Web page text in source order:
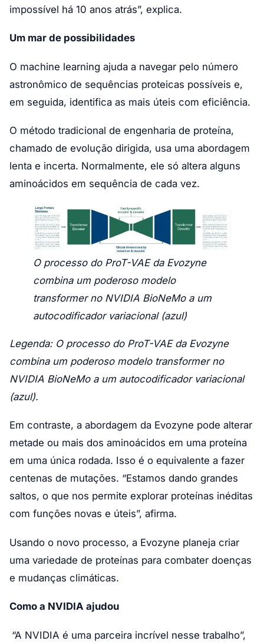
impossível há 10 anos atrás”, explica.
Um mar de possibilidades
O machine learning ajuda a navegar pelo número
astronômico de sequências proteicas possíveis e,
em seguida, identifica as mais úteis com eficiência.
O método tradicional de engenharia de proteína,
chamado de evolução dirigida, usa uma abordagem
lenta e incerta. Normalmente, ele só altera alguns
aminoácidos em sequência de cada vez.
O processo do ProT-VAE da Evozyne
combina um poderoso modelo
transformer no NVIDIA BioNeMo a um
autocodificador variacional (azul)
Legenda: O processo do ProT-VAE da Evozyne
combina um poderoso modelo transformer no
NVIDIA BioNeMo a um autocodificador variacional
(azul).
Em contraste, a abordagem da Evozyne pode alterar
metade ou mais dos aminoácidos em uma proteína
em uma única rodada. Isso é o equivalente a fazer
centenas de mutações. “Estamos dando grandes
saltos, o que nos permite explorar proteínas inéditas
com funções novas e úteis”, afirma.
Usando o novo processo, a Evozyne planeja criar
uma variedade de proteínas para combater doenças
e mudanças climáticas.
Como a NVIDIA ajudou
“A NVIDIA é uma parceira incrível nesse trabalho”,